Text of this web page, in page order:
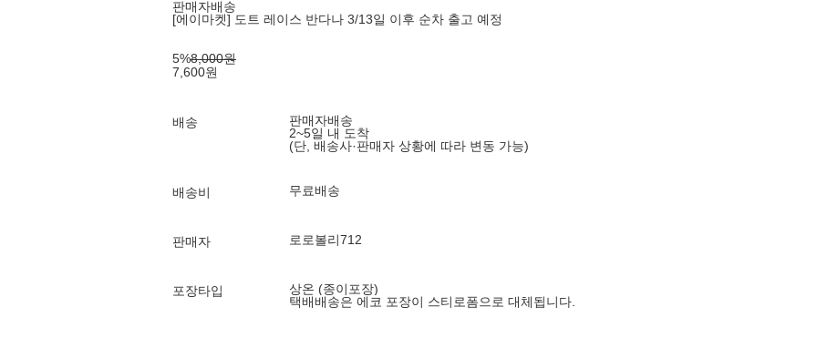
판매자배송
[에이마켓] 도트 레이스 반다나 3/13일 이후 순차 출고 예정
5%8,000원
7,600원
배송
판매자배송
2~5일 내 도착
(단, 배송사·판매자 상황에 따라 변동 가능)
배송비 무료배송
판매자 로로볼리712
포장타입
상온 (종이포장)
택배배송은 에코 포장이 스티로폼으로 대체됩니다.